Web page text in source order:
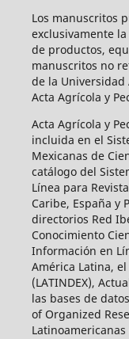
Los manuscritos
exclusivamente
de productos,
manuscritos no
de la Universidad
Acta Agrícola y
Acta Agrícola y
incluida en el
Mexicanas de
catálogo del
Línea para
Caribe, España y
directorios Red
Conocimiento
Información en
América Latina,
(LATINDEX),
las bases de
of Organized